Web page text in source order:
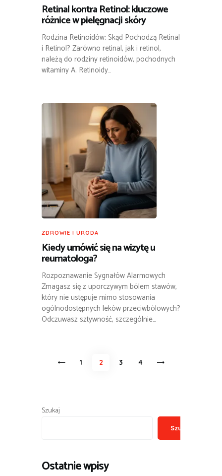
Retinal kontra Retinol: kluczowe
różnice w pielęgnacji skóry
Rodzina Retinoidów: Skąd Pochodzą Retinal
i Retinol? Zarówno retinal, jak i retinol,
należą do rodziny retinoidów, pochodnych
witaminy A. Retinoidy…
ZDROWIE I URODA
Kiedy umówić się na wizytę u
reumatologa?
Rozpoznawanie Sygnałów Alarmowych
Zmagasz się z uporczywym bólem stawów,
który nie ustępuje mimo stosowania
ogólnodostępnych leków przeciwbólowych?
Odczuwasz sztywność, szczególnie…
Stronicowanie
PAGE
1 PAGE
2 PAGE
3 PAGE
4
Szukaj
Szukaj
Ostatnie wpisy